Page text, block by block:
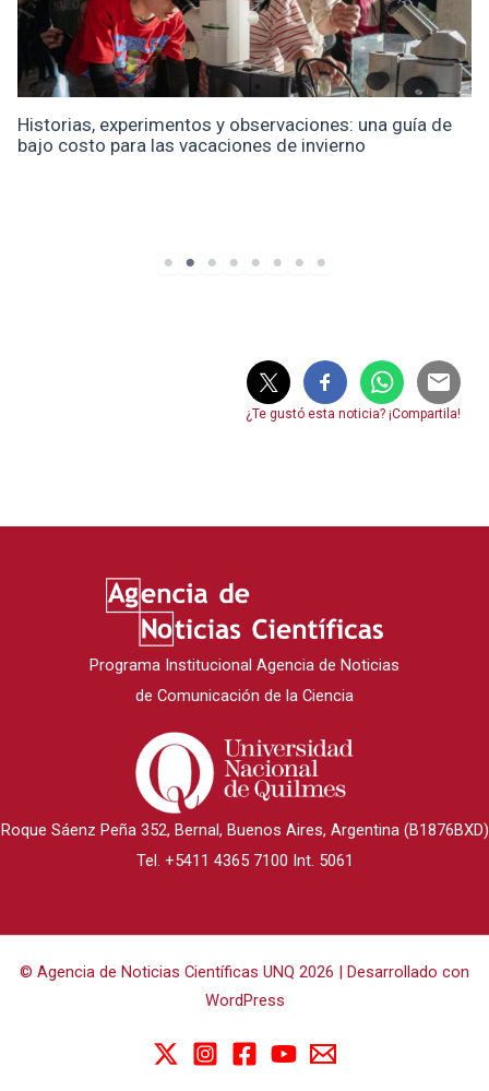
una guía de
Cuando la salud mental entra en
depresión y el riesgo de desarrollar
¿Te gustó esta noticia? ¡Compartila!
Programa Institucional Agencia de Noticias
de Comunicación de la Ciencia
Roque Sáenz Peña 352, Bernal, Buenos Aires, Argentina (B1876BXD)
Tel. +5411 4365 7100 Int. 5061
© Agencia de Noticias Científicas UNQ 2026 | Desarrollado con
WordPress